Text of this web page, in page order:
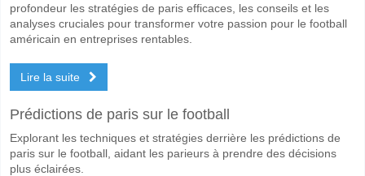
profondeur les stratégies de paris efficaces, les conseils et les
analyses cruciales pour transformer votre passion pour le football
américain en entreprises rentables.
Lire la suite
Prédictions de paris sur le football
Explorant les techniques et stratégies derrière les prédictions de
paris sur le football, aidant les parieurs à prendre des décisions
plus éclairées.